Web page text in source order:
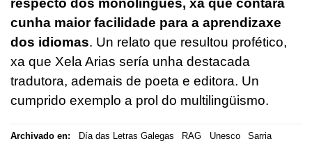
respecto dos monolingües, xa que contará
cunha maior facilidade para a aprendizaxe
dos idiomas. Un relato que resultou profético,
xa que Xela Arias sería unha destacada
tradutora, ademais de poeta e editora. Un
cumprido exemplo a prol do multilingüismo.
Archivado en: Día das Letras Galegas RAG Unesco Sarria